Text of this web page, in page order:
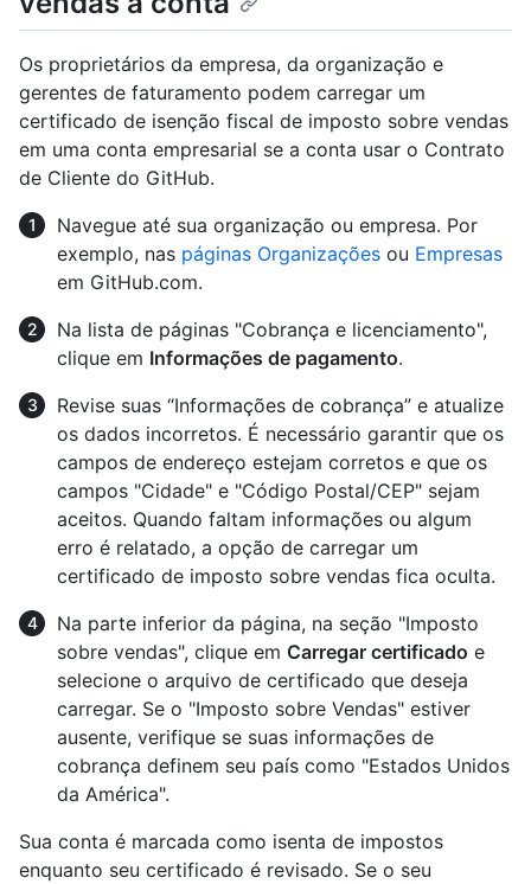
Os proprietários da empresa, da organização e
gerentes de faturamento podem carregar um
certificado de isenção fiscal de imposto sobre vendas
em uma conta empresarial se a conta usar o Contrato
de Cliente do GitHub.
Navegue até sua organização ou empresa. Por
exemplo, nas páginas Organizações ou Empresas
em GitHub.com.
Na lista de páginas "Cobrança e licenciamento",
clique em Informações de pagamento.
Revise suas “Informações de cobrança” e atualize
os dados incorretos. É necessário garantir que os
campos de endereço estejam corretos e que os
campos "Cidade" e "Código Postal/CEP" sejam
aceitos. Quando faltam informações ou algum
erro é relatado, a opção de carregar um
certificado de imposto sobre vendas fica oculta.
Na parte inferior da página, na seção "Imposto
sobre vendas", clique em Carregar certificado e
selecione o arquivo de certificado que deseja
carregar. Se o "Imposto sobre Vendas" estiver
ausente, verifique se suas informações de
cobrança definem seu país como "Estados Unidos
da América".
Sua conta é marcada como isenta de impostos
enquanto seu certificado é revisado. Se o seu